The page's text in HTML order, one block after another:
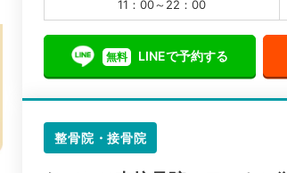
11：00～22：00
無料 LINEで予約する
整骨院・接骨院